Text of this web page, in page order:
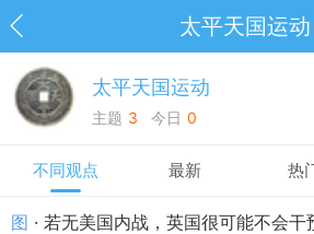
太平天国运动
太平天国运动
主题 3 今日 0
不同观点 最新 热
图 · 若无美国内战，英国很可能不会干